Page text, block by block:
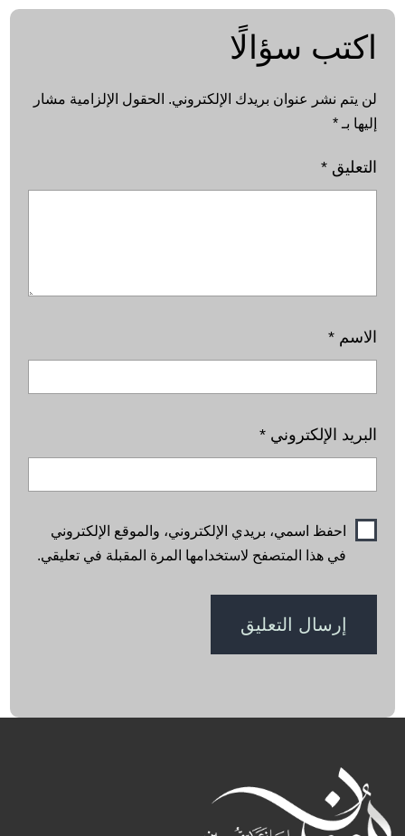
اكتب سؤالًا
لن يتم نشر عنوان بريدك الإلكتروني. الحقول الإلزامية مشار
إليها بـ*
التعليق*
الاسم*
البريد الإلكتروني*
احفظ اسمي، بريدي الإلكتروني، والموقع الإلكتروني
في هذا المتصفح لاستخدامها المرة المقبلة في تعليقي.